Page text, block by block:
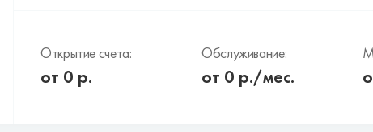
Открытие счета:
от 0 р.
Обслуживание:
от 0 р./мес.